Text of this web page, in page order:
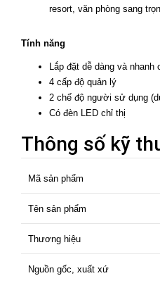
resort, văn phòng sang
Tính năng
Lắp đặt dễ dàng và nhanh
4 cấp độ quản lý
2 chế độ người sử dụng
Có đèn LED chỉ thị
Thông số kỹ
Mã sản phẩm
Tên sản phẩm
Thương hiệu
Nguồn gốc, xuất xứ